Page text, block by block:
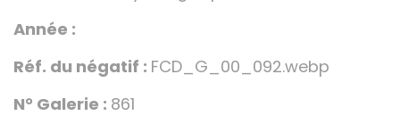
Année :
Réf. du négatif : FCD_G_00_092.webp
N° Galerie : 861